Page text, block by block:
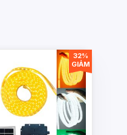
32%
GIẢM